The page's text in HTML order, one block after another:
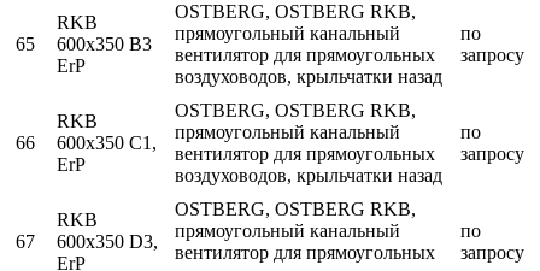
65
RKB
600x350 B3
ErP
OSTBERG, OSTBERG RKB,
прямоугольный канальный
вентилятор для прямоугольных
воздуховодов, крыльчатки назад
по
запросу
66
RKB
600x350 C1,
ErP
OSTBERG, OSTBERG RKB,
прямоугольный канальный
вентилятор для прямоугольных
воздуховодов, крыльчатки назад
по
запросу
67
RKB
600x350 D3,
ErP
OSTBERG, OSTBERG RKB,
прямоугольный канальный
вентилятор для прямоугольных
по
запросу